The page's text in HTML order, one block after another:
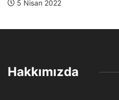
28 Mart 2022
Hakkımızda